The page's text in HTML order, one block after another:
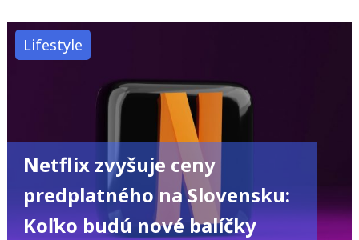
hry
zadarmo:
stoja
vyskúšanie"
Lifestyle
Netflix zvyšuje ceny
predplatného na Slovensku:
Koľko budú nové balíčky